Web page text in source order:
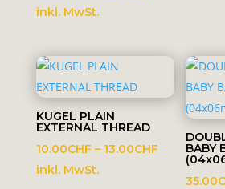
50.00CHF
inkl. MwSt.
KUGEL PLAIN
EXTERNAL THREAD
10.00CHF – 13.00CHF
10.00CHF
inkl. MwSt.
BABY
35.00